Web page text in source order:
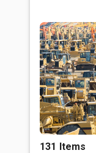
131 Items